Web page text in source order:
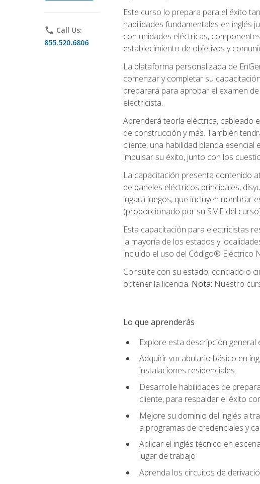
phone Call Us:
855.520.6806
Este curso lo prepara para el éxito
habilidades fundamentales en inglés
con unidades eléctricas,
establecimiento de objetivos y
La plataforma personalizada de
comenzar y completar su
preparará para aprobar el examen
electricista.
Aprenderá teoría eléctrica, cableado
de construcción y más. También
cliente, una habilidad blanda
impulsar su éxito, junto con los
La capacitación presenta contenido
de paneles eléctricos principales,
jugará juegos, que incluyen nombrar
(proporcionado por su SME del
Esta capacitación para electricistas
la mayoría de los estados y
incluido el uso del Código® Eléctrico
Consulte con su estado, condado o
obtener la licencia. Nota: Nuestro
Lo que aprenderás
Explore esta descripción general
Adquirir vocabulario básico en
instalaciones residenciales.
Desarrolle habilidades de
cliente, para respaldar el éxito
Mejore su dominio del inglés a
a programas de credenciales y
Aplicar el inglés técnico en
lugar de trabajo
Aprenda los circuitos de